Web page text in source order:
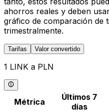
ahorros reales y deben
gráfico de comparación de
trimestralmente.
Tarifas Valor convertido
1 LINK a PLN
Métrica
Últimos 7
días